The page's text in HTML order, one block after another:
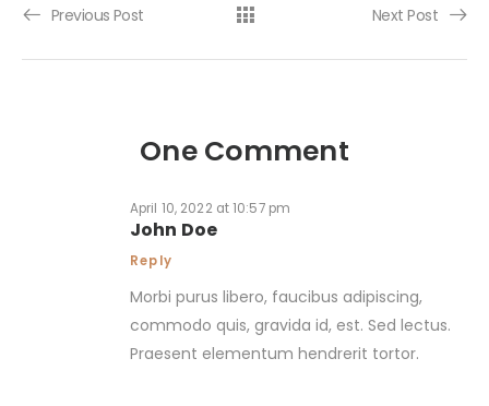
Previous Post Next Post
One Comment
April 10, 2022 at 10:57 pm
John Doe
Reply
Morbi purus libero, faucibus adipiscing,
commodo quis, gravida id, est. Sed lectus.
Praesent elementum hendrerit tortor.